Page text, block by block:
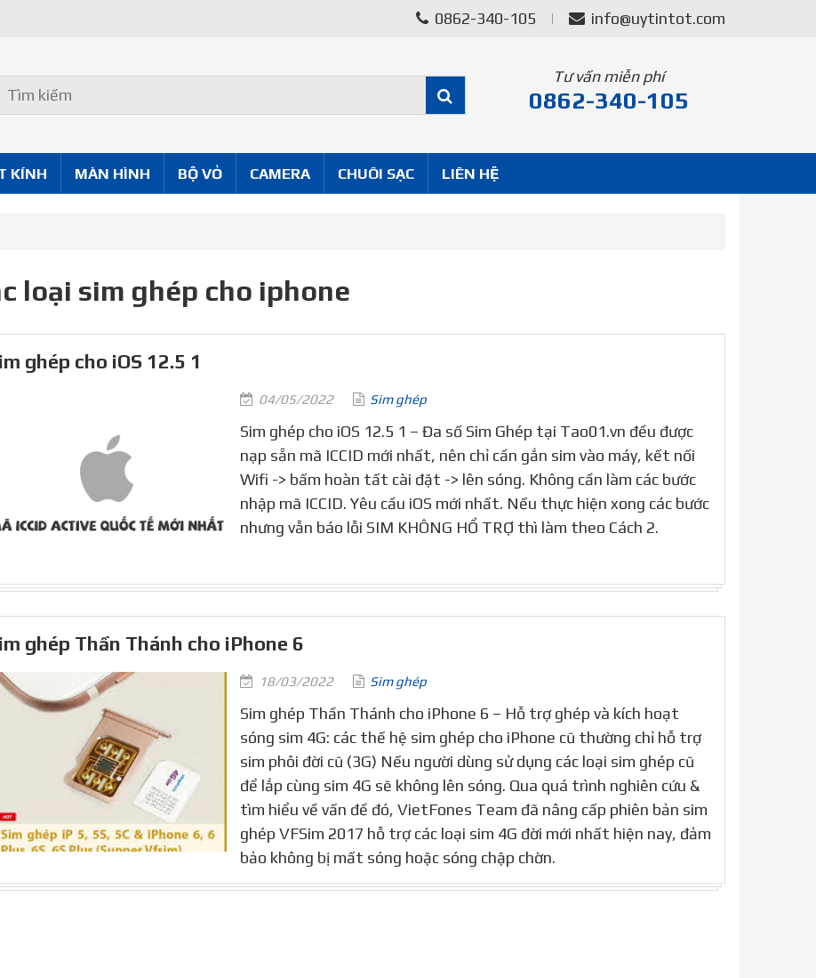
0862-340-105 info@uytintot.com
Tư vấn miễn phí
0862-340-105
KÍNH MÀN HÌNH BỘ VỎ CAMERA CHUÔI SẠC LIÊN HỆ
loại sim ghép cho iphone
ghép cho iOS 12.5 1
04/05/2022 Sim ghép
Sim ghép cho iOS 12.5 1 – Đa số Sim Ghép tại Tao01.vn đều được
nạp sẵn mã ICCID mới nhất, nên chỉ cần gắn sim vào máy, kết nối
Wifi -> bấm hoàn tất cài đặt -> lên sóng. Không cần làm các bước
nhập mã ICCID. Yêu cầu iOS mới nhất. Nếu thực hiện xong các bước
nhưng vẫn báo lỗi SIM KHÔNG HỔ TRỢ thì làm theo Cách 2.
ghép Thần Thánh cho iPhone 6
18/03/2022 Sim ghép
Sim ghép Thần Thánh cho iPhone 6 – Hỗ trợ ghép và kích hoạt
sóng sim 4G: các thế hệ sim ghép cho iPhone cũ thường chỉ hỗ trợ
sim phôi đời cũ (3G) Nếu người dùng sử dụng các loại sim ghép cũ
để lắp cùng sim 4G sẽ không lên sóng. Qua quá trình nghiên cứu &
tìm hiểu về vấn đề đó, VietFones Team đã nâng cấp phiên bản sim
ghép VFSim 2017 hỗ trợ các loại sim 4G đời mới nhất hiện nay, đảm
bảo không bị mất sóng hoặc sóng chập chờn.